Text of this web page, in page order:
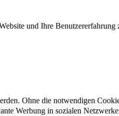
und Ihre
Ohne die notwendigen
Werbung in sozialen